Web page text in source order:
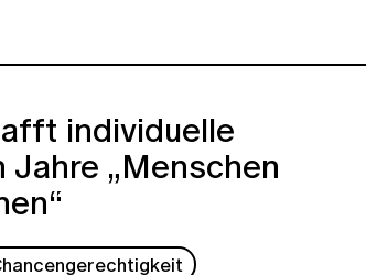
individuelle
Jahre „Menschen